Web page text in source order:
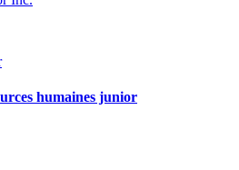
humaines junior